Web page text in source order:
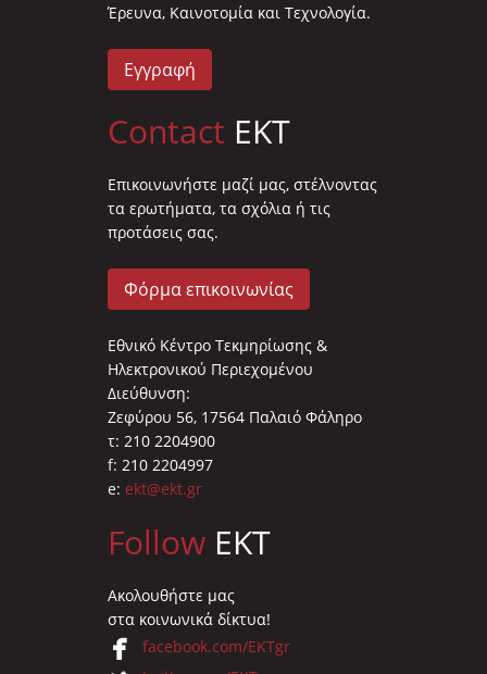
Έρευνα, Καινοτομία και Τεχνολογία.
Εγγραφή
Contact EKT
Επικοινωνήστε μαζί μας, στέλνοντας
τα ερωτήματα, τα σχόλια ή τις
προτάσεις σας.
Φόρμα επικοινωνίας
Εθνικό Κέντρο Τεκμηρίωσης &
Ηλεκτρονικού Περιεχομένου
Διεύθυνση:
Ζεφύρου 56, 17564 Παλαιό Φάληρο
τ: 210 2204900
f: 210 2204997
e: ekt@ekt.gr
Follow EKT
Ακολουθήστε μας
στα κοινωνικά δίκτυα!
facebook.com/EKTgr